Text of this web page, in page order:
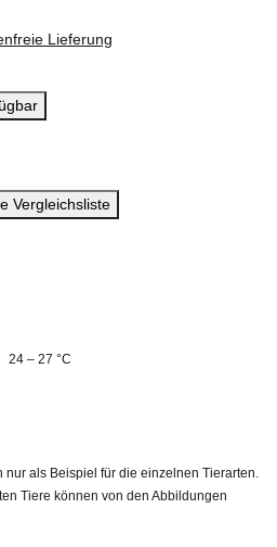
Lieferung
Vergleichsliste
– 27 °C
nur als Beispiel für die einzelnen Tierarten.
Tiere können von den Abbildungen